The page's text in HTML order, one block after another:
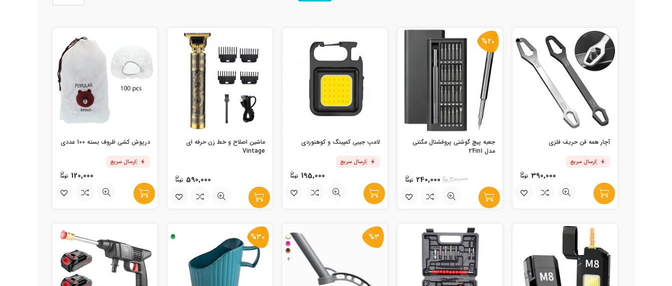
آچار همه فن حریف فلزی
ارسال سریع
390,000
%20
جعبه پیچ گوشتی پروفشنال مگنتی
مدل 24in1
300,000
240,000
لامپ جیبی کمپینگ و کوهنوردی
ارسال سریع
195,000
ماشین اصلاح و خط زن حرفه ای
Vintage
590,000
درپوش کشی ظروف بسته 100 عددی
ارسال سریع
120,000
%3
+
%30